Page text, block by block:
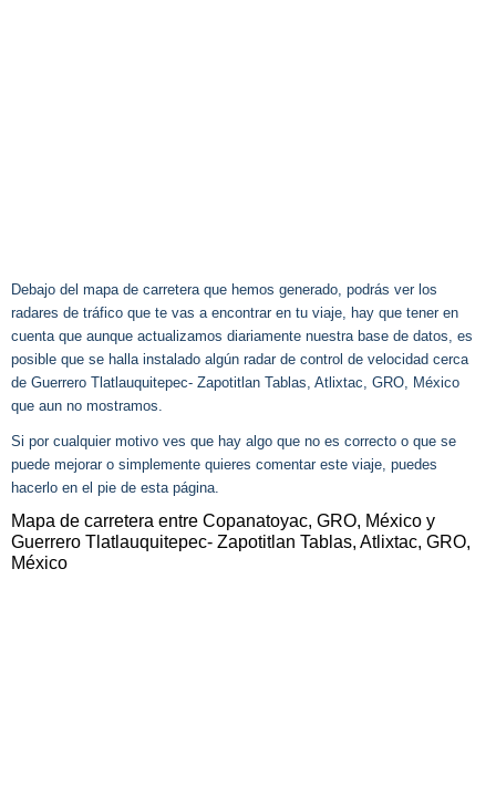
Debajo del mapa de carretera que hemos generado, podrás ver los
radares de tráfico que te vas a encontrar en tu viaje, hay que tener en
cuenta que aunque actualizamos diariamente nuestra base de datos, es
posible que se halla instalado algún radar de control de velocidad cerca
de Guerrero Tlatlauquitepec- Zapotitlan Tablas, Atlixtac, GRO, México
que aun no mostramos.
Si por cualquier motivo ves que hay algo que no es correcto o que se
puede mejorar o simplemente quieres comentar este viaje, puedes
hacerlo en el pie de esta página.
Mapa de carretera entre Copanatoyac, GRO, México y
Guerrero Tlatlauquitepec- Zapotitlan Tablas, Atlixtac, GRO,
México